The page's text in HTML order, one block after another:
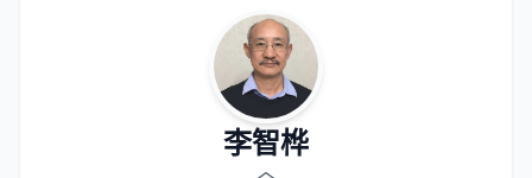
李智桦